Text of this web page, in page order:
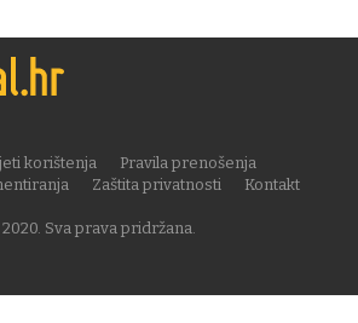
Sva prava pridržana.
korištenja
Pravila prenošenja
Zaštita privatnosti
Kontakt